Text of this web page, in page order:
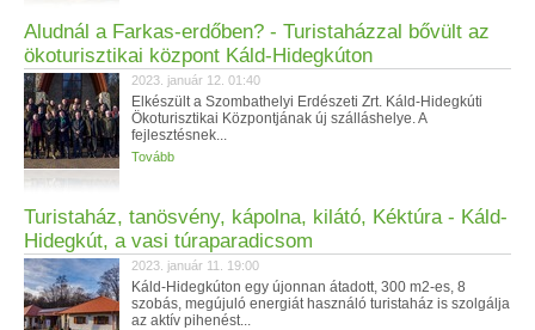
Aludnál a Farkas-erdőben? - Turistaházzal bővült az
ökoturisztikai központ Káld-Hidegkúton
2023. január 12. 01:40
Elkészült a Szombathelyi Erdészeti Zrt. Káld-Hidegkúti
Ökoturisztikai Központjának új szálláshelye. A
fejlesztésnek...
Tovább
Turistaház, tanösvény, kápolna, kilátó, Kéktúra - Káld-
Hidegkút, a vasi túraparadicsom
2023. január 11. 19:00
Káld-Hidegkúton egy újonnan átadott, 300 m2-es, 8
szobás, megújuló energiát használó turistaház is szolgálja
az aktív pihenést...